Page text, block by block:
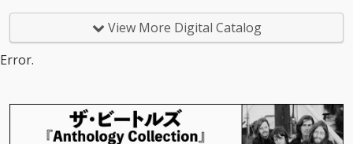
入りの曲になることを
願っています。
きなので幅広く、あな
たの生活の中に溶け込
View More Digital Catalog
Error.